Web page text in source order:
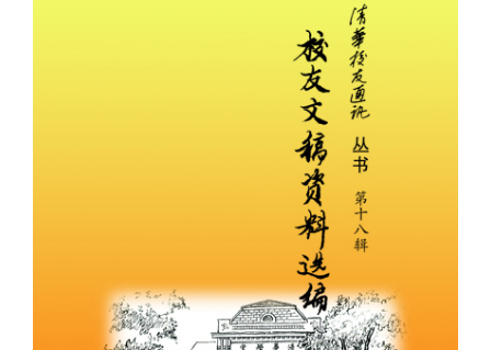
校友讲坛
实用信息
总会章程